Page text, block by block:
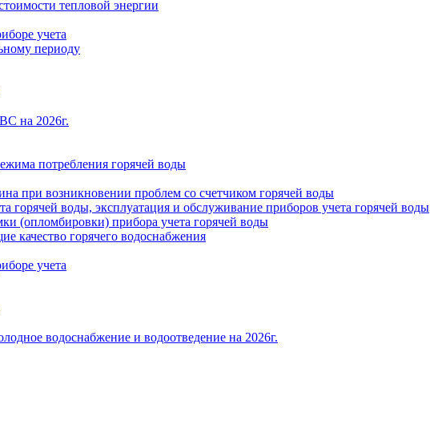
тепловой энергии
учета
периоду
на 2026г.
потребления горячей воды
при возникновении проблем со счетчиком горячей воды
горячей воды, эксплуатация и обслуживание приборов учета горячей воды
(опломбировки) прибора учета горячей воды
качество горячего водоснабжения
учета
водоснабжение и водоотведение на 2026г.